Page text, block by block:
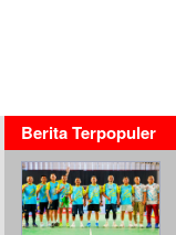
Berita Terpopuler